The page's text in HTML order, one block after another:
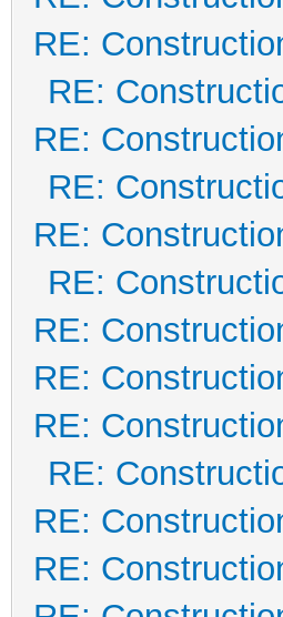
RE:
RE:
RE:
RE:
RE:
RE:
RE:
RE:
RE:
RE:
RE:
RE: